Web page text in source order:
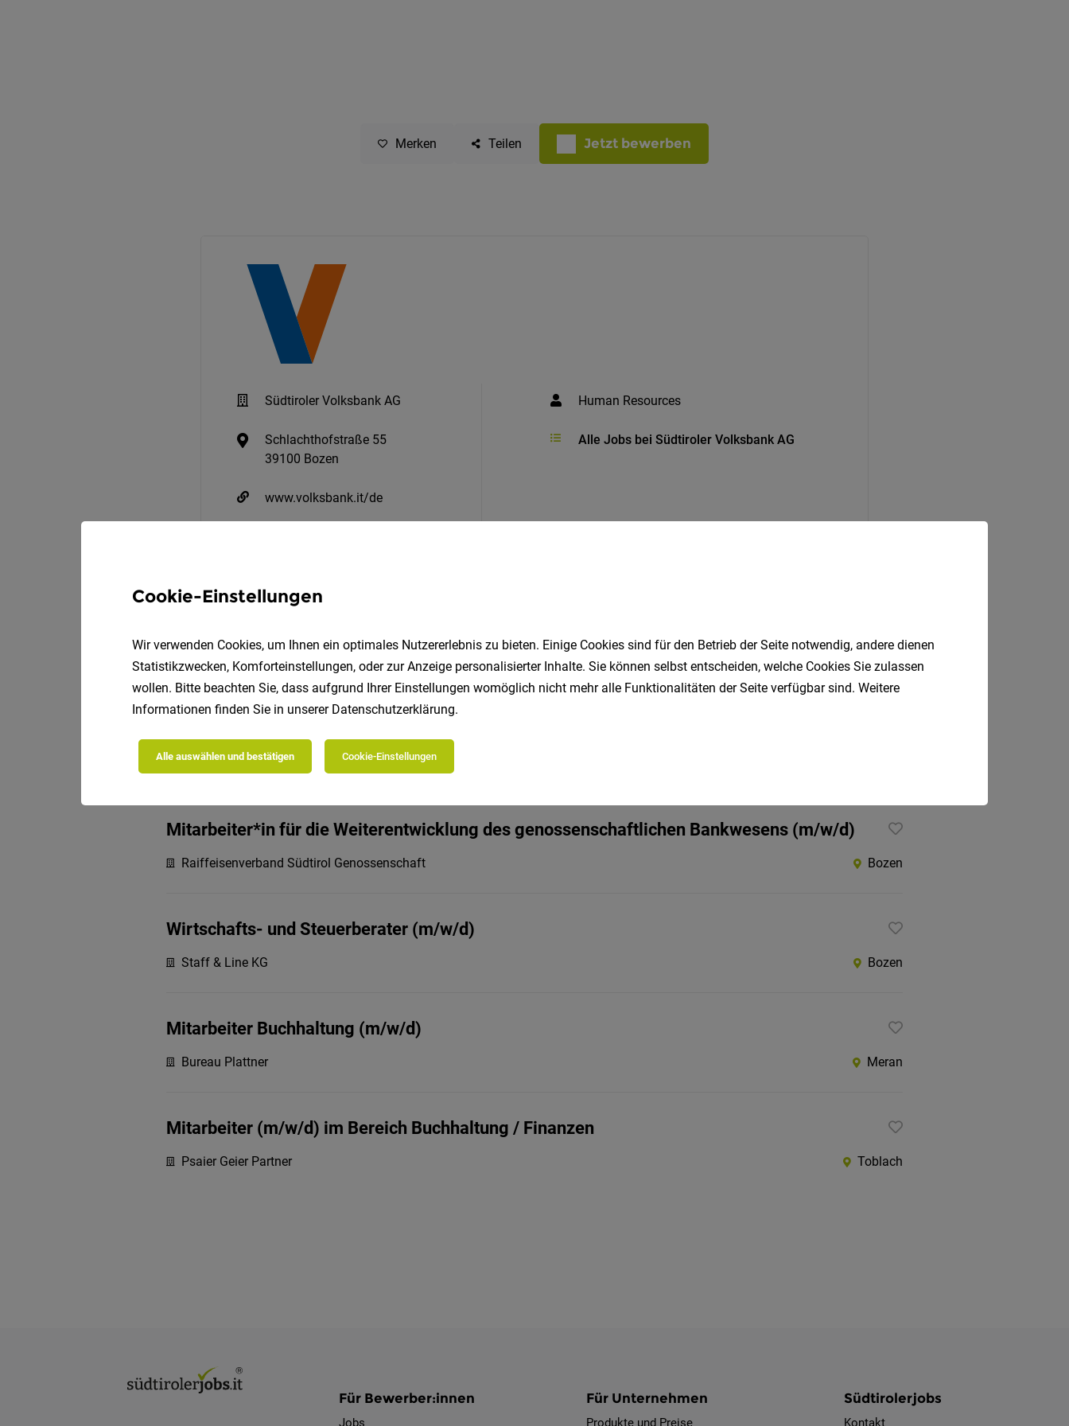
Merken Teilen Jetzt bewerben
Südtiroler Volksbank AG
Schlachthofstraße 55
39100 Bozen
www.volksbank.it/de
Human Resources
Alle Jobs bei Südtiroler Volksbank AG
Ähnliche Jobs
Business Pool GmbH
Mitarbeiter*in für die Weiterentwicklung des genossenschaftlichen Bankwesens (m/w/d)
Raiffeisenverband Südtirol Genossenschaft Bozen
Wirtschafts- und Steuerberater (m/w/d)
Staff & Line KG Bozen
Mitarbeiter Buchhaltung (m/w/d)
Bureau Plattner Meran
Mitarbeiter (m/w/d) im Bereich Buchhaltung / Finanzen
Psaier Geier Partner Toblach
Für Bewerber:innen
Jobs
Für Unternehmen
Produkte und Preise
Südtirolerjobs
Kontakt
Cookie-Einstellungen
Wir verwenden Cookies, um Ihnen ein optimales Nutzererlebnis zu bieten. Einige Cookies sind für den Betrieb der Seite notwendig, andere dienen
Statistikzwecken, Komforteinstellungen, oder zur Anzeige personalisierter Inhalte. Sie können selbst entscheiden, welche Cookies Sie zulassen
wollen. Bitte beachten Sie, dass aufgrund Ihrer Einstellungen womöglich nicht mehr alle Funktionalitäten der Seite verfügbar sind. Weitere
Informationen finden Sie in unserer Datenschutzerklärung.
Alle auswählen und bestätigen Cookie-Einstellungen